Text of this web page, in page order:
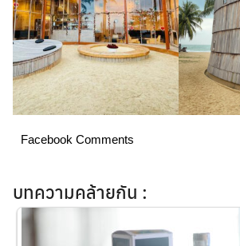
Search
for:
Facebook Comments
บทความคล้ายกัน :